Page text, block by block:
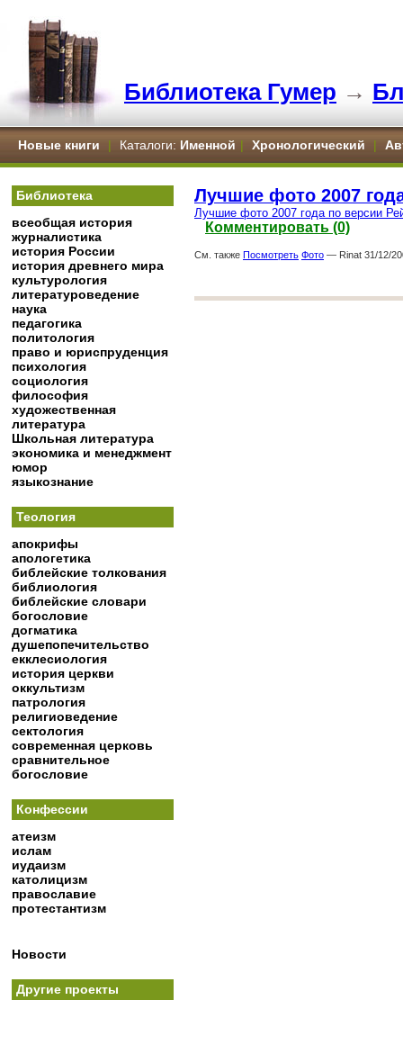
Библиотека Гумер →
Новые книги | Каталоги: Именной | Хронологический |
Библиотека
всеобщая история
журналистика
история России
история древнего мира
культурология
литературоведение
наука
педагогика
политология
право и юриспруденция
психология
социология
философия
художественная
литература
Школьная литература
экономика и менеджмент
юмор
языкознание
Теология
апокрифы
апологетика
библейские толкования
библиология
библейские словари
богословие
догматика
душепопечительство
екклесиология
история церкви
оккультизм
патрология
религиоведение
сектология
современная церковь
сравнительное
богословие
Конфессии
атеизм
ислам
иудаизм
католицизм
православие
протестантизм
Новости
Другие проекты
Лучшие фото 2007
Лучшие фото 2007 года по версии
Комментировать (0)
См. также Посмотреть Фото — Rinat 31/12/